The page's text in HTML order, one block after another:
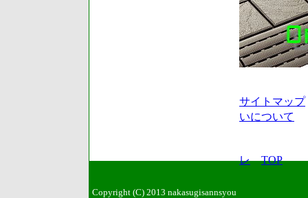
サイトマップ
いについて
レ TOP
Copyright (C) 2013 nakasugisannsyou